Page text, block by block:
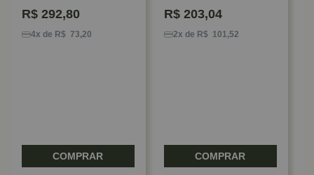
R$ 292,80
4x de R$ 73,20
COMPRAR
R$ 203,04
2x de R$ 101,52
COMPRAR